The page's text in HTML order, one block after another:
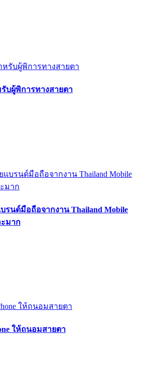
บผู้พิการทางสายตา
รนด์มือถือจากงาน Thailand Mobile
ะมาก
ให้ถนอมสายตา